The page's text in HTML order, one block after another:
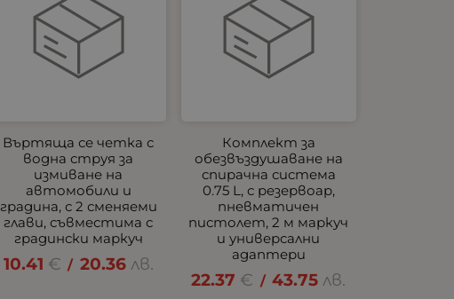
Въртяща се четка с
водна струя за
измиване на
автомобили и
градина, с 2 сменяеми
глави, съвместима с
градински маркуч
10.41 € / 20.36 лв.
Комплект за
обезвъздушаване на
спирачна система
0.75 L, с резервоар,
пневматичен
пистолет, 2 м маркуч
и универсални
адаптери
22.37 € / 43.75 лв.